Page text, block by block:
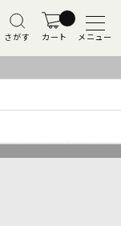
さがす カート メニュー